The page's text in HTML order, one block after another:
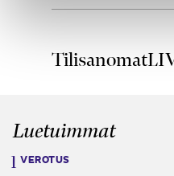
Luetuimmat
VEROTUS